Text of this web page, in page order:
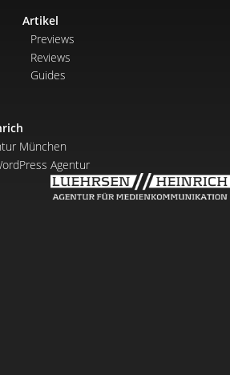
Artikel
Previews
Reviews
Guides
München
Agentur